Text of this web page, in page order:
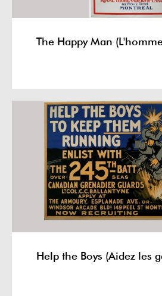
The Happy Man
Help the Boys (Aidez les